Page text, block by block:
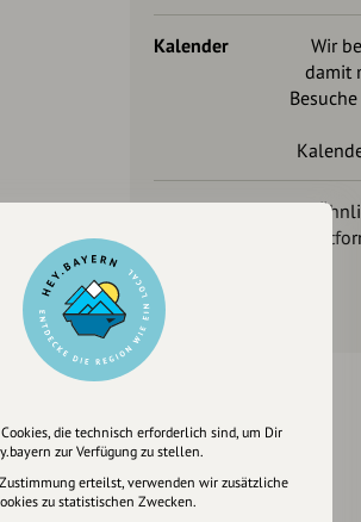
Kalender
Wir
damit
die technisch erforderlich sind, um Dir
zur Verfügung zu stellen.
erteilst, verwenden wir zusätzliche
zu statistischen Zwecken.